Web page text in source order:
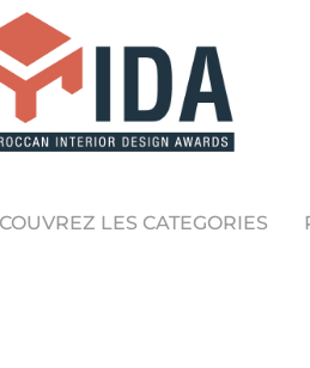
LES CATEGORIES